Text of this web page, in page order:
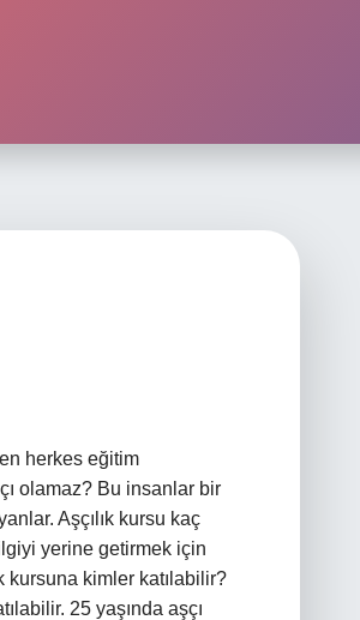
herkes eğitim
olamaz? Bu insanlar bir
Aşçılık kursu kaç
yerine getirmek için
kursuna kimler katılabilir?
25 yaşında aşçı